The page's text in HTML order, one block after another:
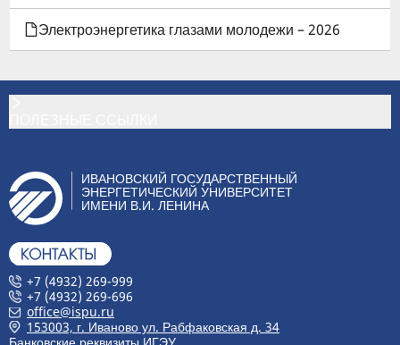
Электроэнергетика глазами молодежи – 2026
ИВАНОВСКИЙ ГОСУДАРСТВЕННЫЙ
ЭНЕРГЕТИЧЕСКИЙ УНИВЕРСИТЕТ
ИМЕНИ В.И. ЛЕНИНА
+7 (4932) 269-999
+7 (4932) 269-696
office@ispu.ru
153003, г. Иваново ул. Рабфаковская д. 34